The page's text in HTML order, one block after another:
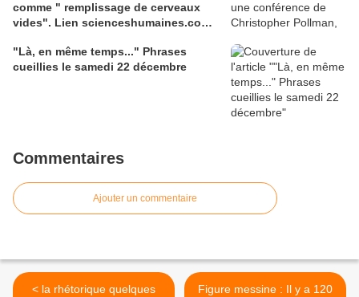
comme " remplissage de cerveaux
vides". Lien scienceshumaines.com,
Léotard, ''Le dressage des élites...''
"Là, en même temps..." Phrases
cueillies le samedi 22 décembre
Commentaires
Ajouter un commentaire
< la rhétorique quelques
Figure messine : Il y a 120